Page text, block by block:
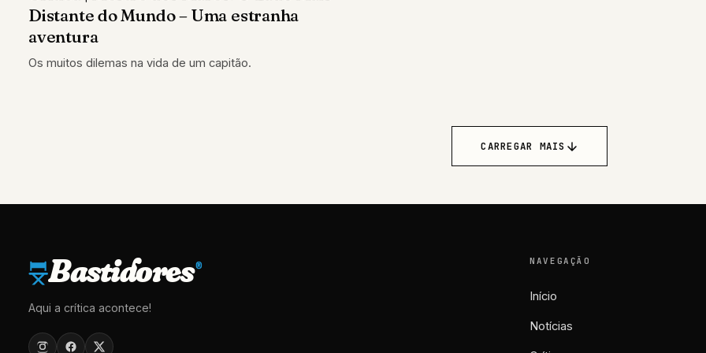
Distante do Mundo – Uma estranha
aventura
Os muitos dilemas na vida de um capitão.
CARREGAR MAIS
Bastidores®
Aqui a crítica acontece!
NAVEGAÇÃO
Início
Notícias